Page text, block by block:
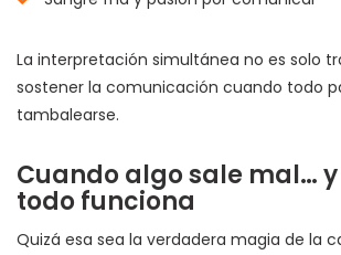
La interpretación simultánea no es solo
sostener la comunicación cuando todo
tambalearse.
Cuando algo sale mal…
todo funciona
Quizá esa sea la verdadera magia de la